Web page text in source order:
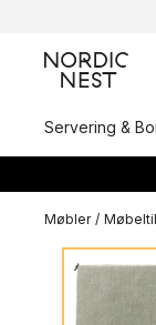
Servering &
Møbler /